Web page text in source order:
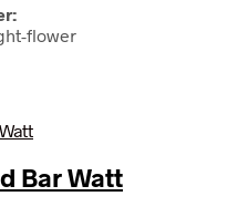
flower
Bar Watt